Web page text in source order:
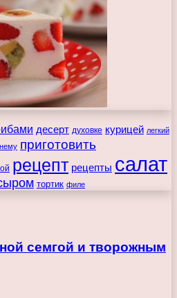
десерт духовке курицей легкий
приготовить
рецепт рецепты салат
тортик филе
семгой и творожным